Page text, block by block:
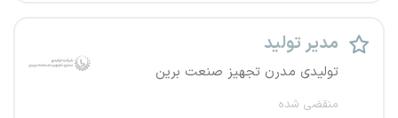
مدیر تولید
تولیدی مدرن تجهیز صنعت برین
منقضی شده